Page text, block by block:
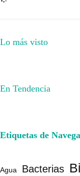
Lo más visto
En Tendencia
Etiquetas de
Agua Bacterias